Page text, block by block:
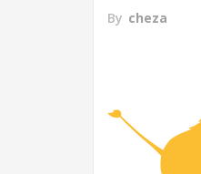
By cheza